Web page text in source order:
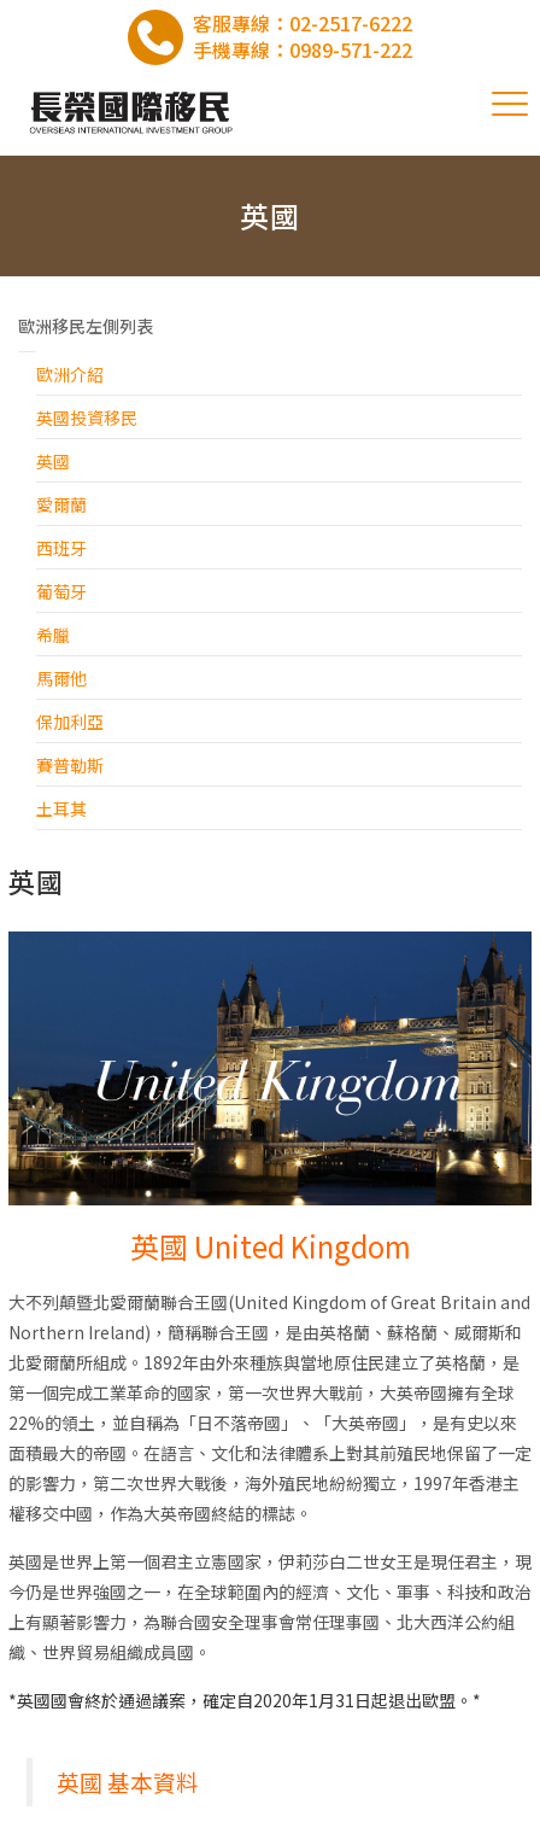
客服專線： 02-2517-6222
手機專線： 0989-571-222
英國
歐洲移民左側列表
歐洲介紹
英國投資移民
英國
愛爾蘭
西班牙
葡萄牙
希臘
馬爾他
保加利亞
賽普勒斯
土耳其
英國
英國 United Kingdom
大不列顛暨北愛爾蘭聯合王國(United Kingdom of Great Britain and
Northern Ireland)，簡稱聯合王國，是由英格蘭、蘇格蘭、威爾斯和
北愛爾蘭所組成。1892年由外來種族與當地原住民建立了英格蘭，是
第一個完成工業革命的國家，第一次世界大戰前，大英帝國擁有全球
22%的領土，並自稱為「日不落帝國」、「大英帝國」，是有史以來
面積最大的帝國。在語言、文化和法律體系上對其前殖民地保留了一定
的影響力，第二次世界大戰後，海外殖民地紛紛獨立，1997年香港主
權移交中國，作為大英帝國終結的標誌。
英國是世界上第一個君主立憲國家，伊莉莎白二世女王是現任君主，現
今仍是世界強國之一，在全球範圍內的經濟、文化、軍事、科技和政治
上有顯著影響力，為聯合國安全理事會常任理事國、北大西洋公約組
織、世界貿易組織成員國。
*英國國會終於通過議案，確定自2020年1月31日起退出歐盟。*
英國 基本資料